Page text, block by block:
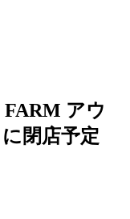
FARM アウ
閉店予定